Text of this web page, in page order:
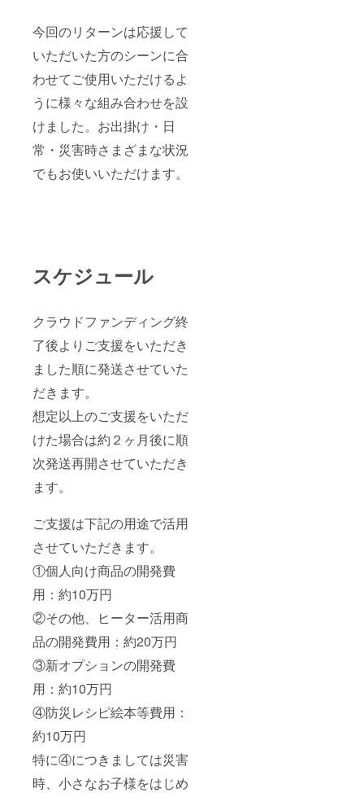
今回のリターンは応援して
いただいた方のシーンに合
わせてご使用いただけるよ
うに様々な組み合わせを設
けました。お出掛け・日
常・災害時さまざまな状況
でもお使いいただけます。
スケジュール
クラウドファンディング終
了後よりご支援をいただき
ました順に発送させていた
だきます。
想定以上のご支援をいただ
けた場合は約２ヶ月後に順
次発送再開させていただき
ます。
ご支援は下記の用途で活用
させていただきます。
①個人向け商品の開発費
用：約10万円
②その他、ヒーター活用商
品の開発費用：約20万円
③新オプションの開発費
用：約10万円
④防災レシピ絵本等費用：
約10万円
特に④につきましては災害
時、小さなお子様をはじめ